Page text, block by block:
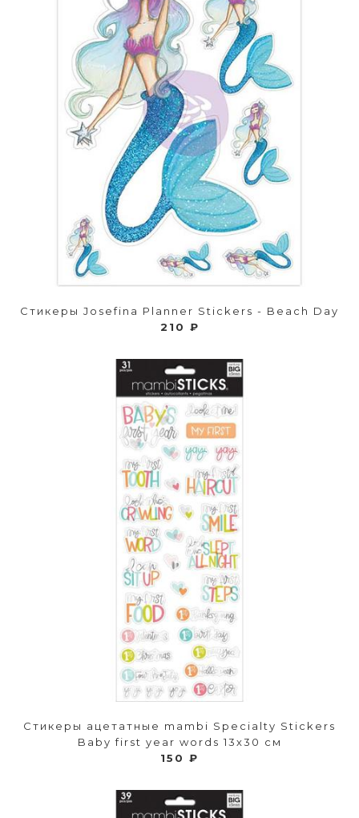
Стикеры Josefina Planner Stickers - Beach Day
210 ₽
Стикеры ацетатные mambi Specialty Stickers
Baby first year words 13х30 см
150 ₽